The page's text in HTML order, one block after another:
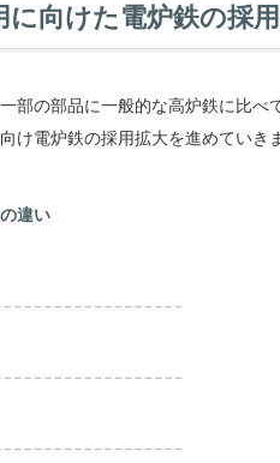
に向けた電炉鉄の採
部の部品に一般的な高炉鉄に比べ
け電炉鉄の採用拡大を進めていき
違い